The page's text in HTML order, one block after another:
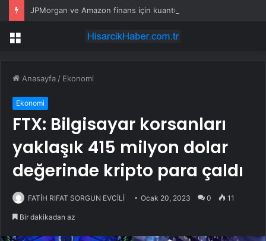
Menü
Anasayfa / Ekonomi
Ekonomi
FTX: Bilgisayar korsanları
yaklaşık 415 milyon dolar
değerinde kripto para çaldı
FATİH RIFAT SORGUN EVCİLİ Ocak 20, 2023 0 11
Bir dakikadan az